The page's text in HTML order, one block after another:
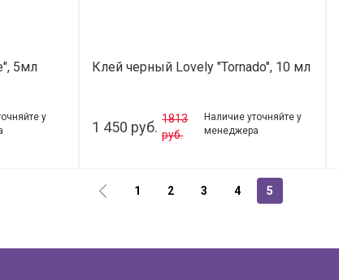
5мл
у
Клей черный Lovely "Tornado", 10 мл
1 450 руб. 1813
руб.
Наличие уточняйте у
менеджера
1 2 3 4 5